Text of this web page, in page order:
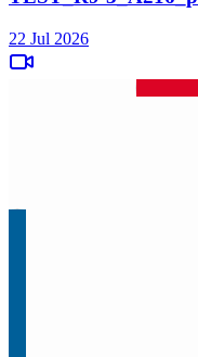
22 Jul 2026